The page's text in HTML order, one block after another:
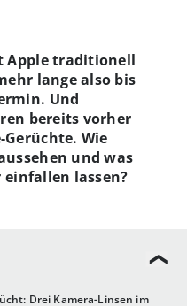
Drei Kamera-Linsen im
Apple traditionell
lange also bis
Und
bereits vorher
Gerüchte. Wie
und was
lassen?